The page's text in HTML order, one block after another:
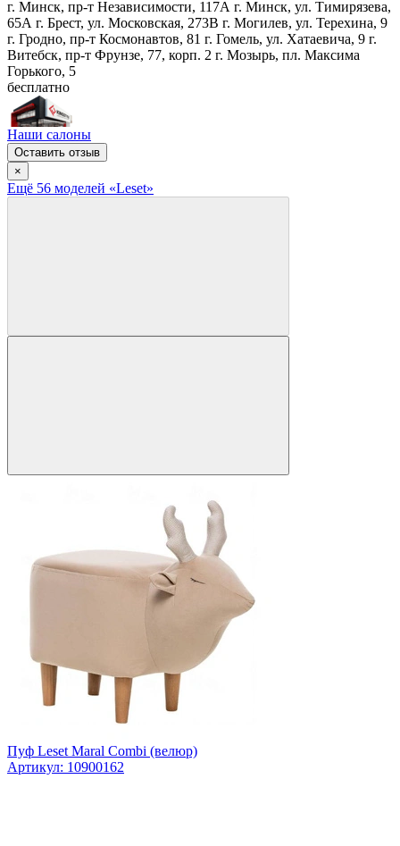
г. Минск, пр-т Независимости, 117А г. Минск, ул. Тимирязева,
65А г. Брест, ул. Московская, 273В г. Могилев, ул. Терехина, 9
г. Гродно, пр-т Космонавтов, 81 г. Гомель, ул. Хатаевича, 9 г.
Витебск, пр-т Фрунзе, 77, корп. 2 г. Мозырь, пл. Максима
Горького, 5
бесплатно
Наши салоны
Оставить отзыв
×
Ещё 56 моделей «Leset»
Пуф Leset Maral Combi (велюр)
Артикул: 10900162